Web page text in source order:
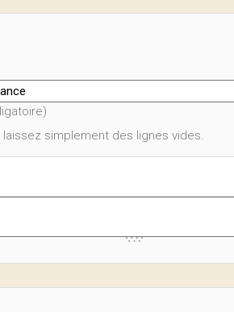
simplement des lignes vides.